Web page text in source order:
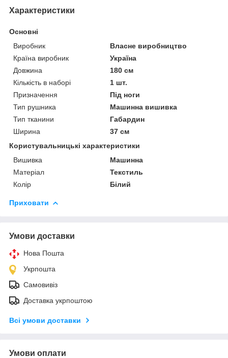
Характеристики
Основні
Виробник
Власне виробництво
Країна виробник
Україна
Довжина
180 см
Кількість в наборі
1 шт.
Призначення
Під ноги
Тип рушника
Машинна вишивка
Тип тканини
Габардин
Ширина
37 см
Користувальницькі характеристики
Вишивка
Машинна
Матеріал
Текстиль
Колір
Білий
Приховати
Умови доставки
Нова Пошта
Укрпошта
Самовивіз
Доставка укрпоштою
Всі умови доставки
Умови оплати